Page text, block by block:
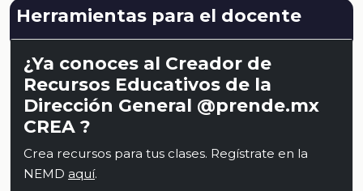
Herramientas para el docente
¿Ya conoces al Creador de
Recursos Educativos de la
Dirección General @prende.mx
CREA ?
Crea recursos para tus clases. Regístrate en la
NEMD aquí.